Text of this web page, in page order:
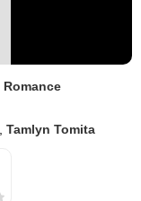
Romance
Tamlyn Tomita